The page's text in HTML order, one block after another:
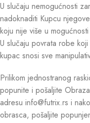
U slučaju nemogućnosti
nadoknaditi Kupcu
koju nije više u
U slučaju povrata robe
kupac snosi sve
Prilikom jednostranog
popunite i pošaljite
adresu info@futrix.rs i
obrasca, pošaljite